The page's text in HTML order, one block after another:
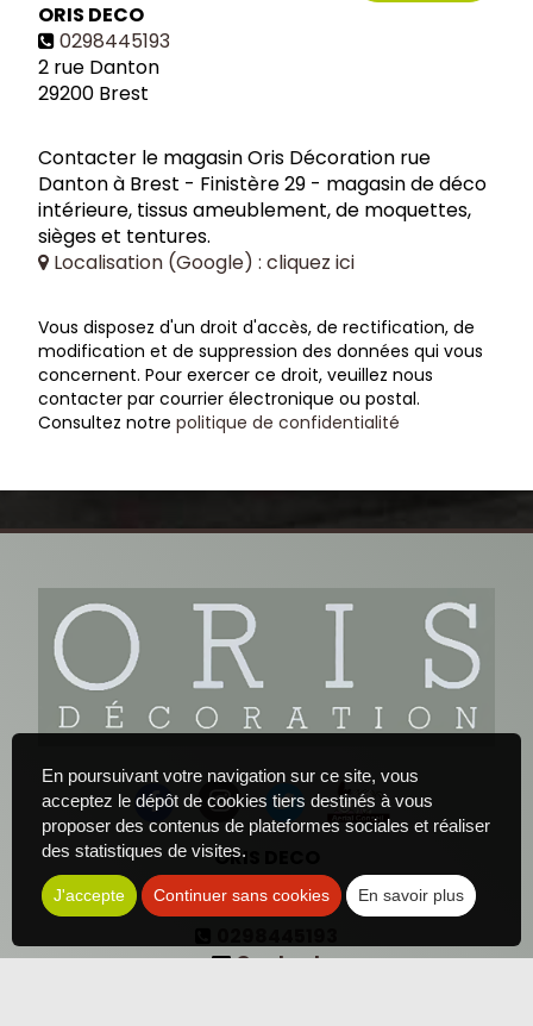
ORIS DECO
0298445193
2 rue Danton
29200 Brest
Contacter le magasin Oris Décoration rue
Danton à Brest - Finistère 29 - magasin de déco
intérieure, tissus ameublement, de moquettes,
sièges et tentures.
Localisation (Google) : cliquez ici
Vous disposez d'un droit d'accès, de rectification, de
modification et de suppression des données qui vous
concernent. Pour exercer ce droit, veuillez nous
contacter par courrier électronique ou postal.
Consultez notrepolitique de confidentialité
ORIS DECO
2 rue Danton
29200Brest
Contact
En poursuivant votre navigation sur ce site, vous
acceptez le dépôt de cookies tiers destinés à vous
proposer des contenus de plateformes sociales et réaliser
des statistiques de visites.
J'accepte Continuer sans cookies En savoir plus